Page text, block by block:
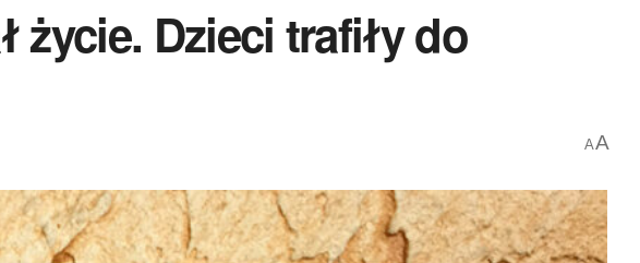
życie. Dzieci trafiły do
AA